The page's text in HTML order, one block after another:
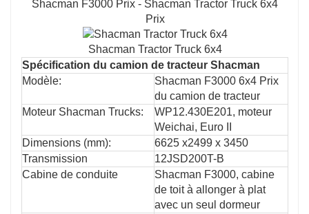
Shacman F3000 Prix - Shacman Tractor Truck 6x4
Prix
Shacman Tractor Truck 6x4
Spécification du camion de tracteur Shacman
Modèle:
Shacman F3000 6x4 Prix
du camion de tracteur
Moteur Shacman Trucks:
WP12.430E201, moteur
Weichai, Euro II
Dimensions (mm):
6625 x2499 x 3450
Transmission
12JSD200T-B
Cabine de conduite
Shacman F3000, cabine
de toit à allonger à plat
avec un seul dormeur